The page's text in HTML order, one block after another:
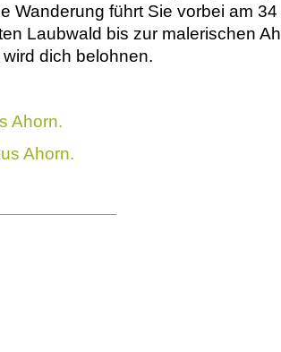
Wanderung führt Sie vorbei am
Laubwald bis zur malerischen
dich belohnen.
Ahorn.
Ahorn.